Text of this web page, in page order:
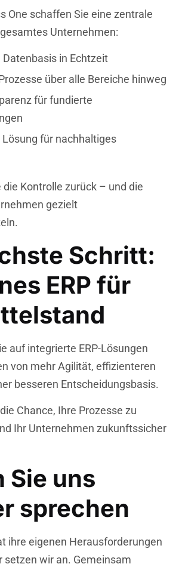
One schaffen Sie eine zentrale
Unternehmen:
Datenbasis in Echtzeit
über alle Bereiche hinweg
für fundierte
für nachhaltiges
die Kontrolle zurück – und die
gezielt
Schritt:
ERP für
auf integrierte ERP-Lösungen
von mehr Agilität, effizienteren
besseren Entscheidungsbasis.
Chance, Ihre Prozesse zu
Ihr Unternehmen zukunftssicher
Sie uns
sprechen
ihre eigenen Herausforderungen
setzen wir an. Gemeinsam